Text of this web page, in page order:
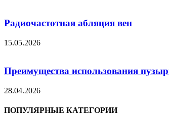
Радиочастотная абляция вен
15.05.2026
Преимущества использования
28.04.2026
ПОПУЛЯРНЫЕ КАТЕГОРИИ